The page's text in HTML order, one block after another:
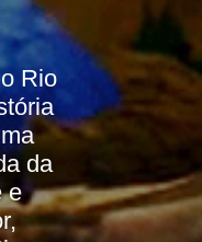
Rio
da
e